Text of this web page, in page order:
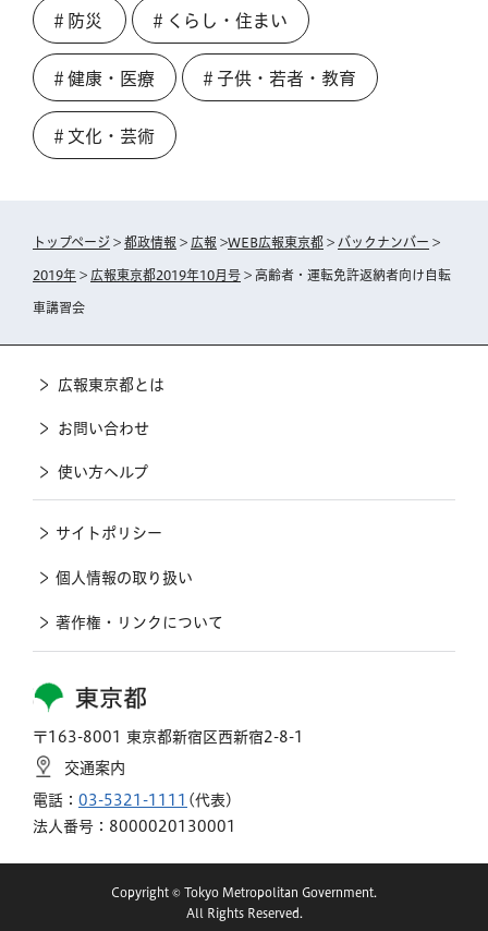
＃防災 ＃くらし・住まい
＃健康・医療 ＃子供・若者・教育
＃文化・芸術
トップページ > 都政情報 > 広報 >WEB広報東京都 > バックナンバー >
2019年 > 広報東京都2019年10月号 > 高齢者・運転免許返納者向け自転
車講習会
東京都
〒163-8001 東京都新宿区西新宿2-8-1
交通案内
電話： 03-5321-1111 (代表)
法人番号：8000020130001
広報東京都とは
お問い合わせ
使い方ヘルプ
サイトポリシー
個人情報の取り扱い
著作権・リンクについて
Copyright © Tokyo Metropolitan Government.
All Rights Reserved.